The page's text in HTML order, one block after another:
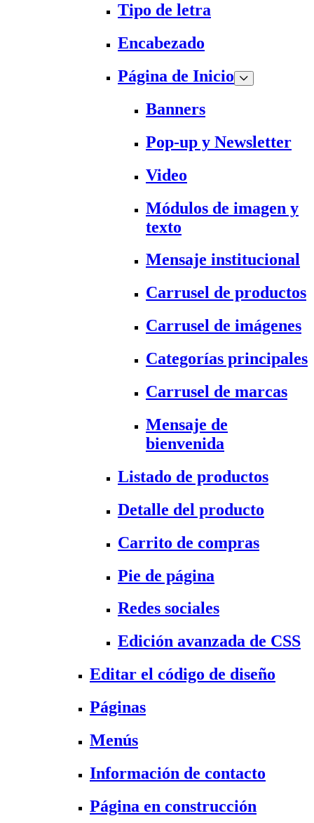
Tipo de letra
Encabezado
Página de Inicio
Banners
Pop-up y Newsletter
Video
Módulos de imagen y
texto
Mensaje institucional
Carrusel de productos
Carrusel de imágenes
Categorías principales
Carrusel de marcas
Mensaje de
bienvenida
Listado de productos
Detalle del producto
Carrito de compras
Pie de página
Redes sociales
Edición avanzada de CSS
Editar el código de diseño
Páginas
Menús
Información de contacto
Página en construcción